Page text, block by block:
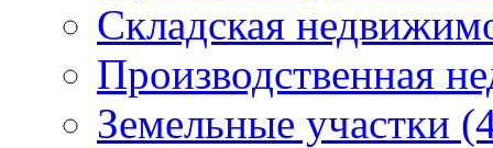
Складская
Производственная
Земельные участки